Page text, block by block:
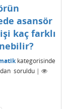
asansör
kaç farklı
kategorisinde
soruldu |